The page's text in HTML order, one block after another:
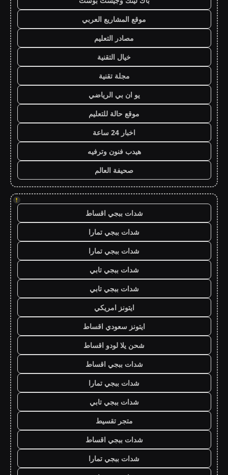
موقع المشاريع العربي
مصادر التعليم
خيال التقنية
مجلة تقنية
يو ان بي الرياضي
موقع حالة للتعليم
اخبار 24 ساعة
هيدب فنون وترفيه
صحيفة العالم
!
شدات ببجي اقساط
شدات ببجي تمارا
شدات ببجي تمارا
شدات ببجي تابي
شدات ببجي تابي
ايتونز امريكي
ايتونز سعودي اقساط
شحن يلا لودو اقساط
شدات ببجي اقساط
شدات ببجي تمارا
شدات ببجي تابي
متجر تقسيط
شدات ببجي اقساط
شدات ببجي تمارا